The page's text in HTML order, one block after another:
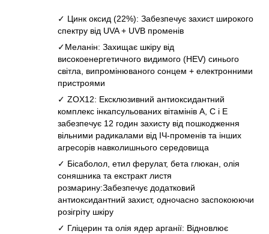
✓ Цинк оксид (22%): Забезпечує захист широкого
спектру від UVA + UVB променів
✓Меланін: Захищає шкіру від
високоенергетичного видимого (HEV) синього
світла, випромінюваного сонцем + електронними
пристроями
✓ ZOX12: Ексклюзивний антиоксидантний
комплекс інкапсульованих вітамінів A, C і E
забезпечує 12 годин захисту від пошкодження
вільними радикалами від ІЧ-променів та інших
агресорів навколишнього середовища
✓ Бісаболол, етил ферулат, бета глюкан, олія
соняшника та екстракт листя
розмарину:Забезпечує додатковий
антиоксидантний захист, одночасно заспокоюючи
розігріту шкіру
✓ Гліцерин та олія ядер арганії: Відновлює